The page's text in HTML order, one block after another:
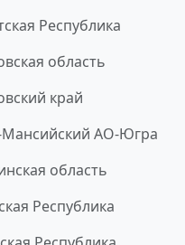
Республика
область
край
АО-Югра
область
Республика